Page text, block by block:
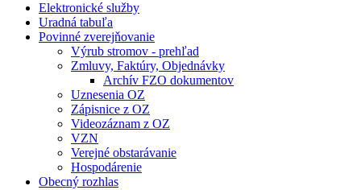
Elektronické služby
Uradná tabuľa
Povinné zverejňovanie
Výrub stromov - prehľad
Zmluvy, Faktúry, Objednávky
Archív FZO dokumentov
Uznesenia OZ
Zápisnice z OZ
Videozáznam z OZ
VZN
Verejné obstarávanie
Hospodárenie
Obecný rozhlas